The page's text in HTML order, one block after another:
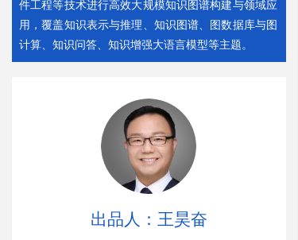
出品人：王昊奋
件工程等技术进行高效大规模知识图谱构建与领域应
用，覆盖知识表示与推理、知识图谱、图数据库与图
计算、知识问答、知识增强大语言模型等主题。